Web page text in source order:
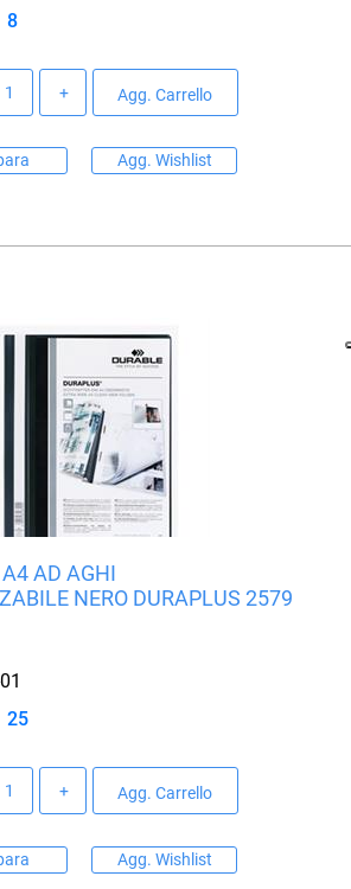
8
Agg. Carrello
Agg. Wishlist
AD AGHI
NERO DURAPLUS 2579
25
Agg. Carrello
Agg. Wishlist